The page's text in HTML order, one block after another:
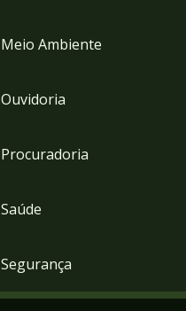
Meio Ambiente
Ouvidoria
Procuradoria
Saúde
Segurança